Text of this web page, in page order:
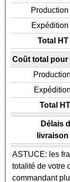
Production
Expédition
Total HT
Coût total pour
Total
Délais
livraison
ASTUCE: les
totalité de votre
commandant